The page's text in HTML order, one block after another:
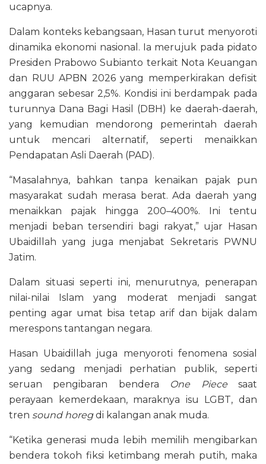
ucapnya.
Dalam konteks kebangsaan, Hasan turut menyoroti
dinamika ekonomi nasional. Ia merujuk pada pidato
Presiden Prabowo Subianto terkait Nota Keuangan
dan RUU APBN 2026 yang memperkirakan defisit
anggaran sebesar 2,5%. Kondisi ini berdampak pada
turunnya Dana Bagi Hasil (DBH) ke daerah-daerah,
yang kemudian mendorong pemerintah daerah
untuk mencari alternatif, seperti menaikkan
Pendapatan Asli Daerah (PAD).
“Masalahnya, bahkan tanpa kenaikan pajak pun
masyarakat sudah merasa berat. Ada daerah yang
menaikkan pajak hingga 200–400%. Ini tentu
menjadi beban tersendiri bagi rakyat,” ujar Hasan
Ubaidillah yang juga menjabat Sekretaris PWNU
Jatim.
Dalam situasi seperti ini, menurutnya, penerapan
nilai-nilai Islam yang moderat menjadi sangat
penting agar umat bisa tetap arif dan bijak dalam
merespons tantangan negara.
Hasan Ubaidillah juga menyoroti fenomena sosial
yang sedang menjadi perhatian publik, seperti
seruan pengibaran bendera One Piecesaat
perayaan kemerdekaan, maraknya isu LGBT, dan
tren sound horegdi kalangan anak muda.
“Ketika generasi muda lebih memilih mengibarkan
bendera tokoh fiksi ketimbang merah putih, maka